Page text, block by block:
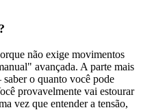
não exige movimentos
avançada. A parte mais
o quanto você pode
provavelmente vai estourar
vez que entender a tensão,